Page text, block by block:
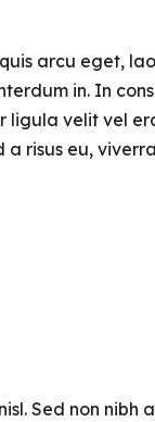
arcu eget,
in. In
velit vel
risus eu,
Sed non